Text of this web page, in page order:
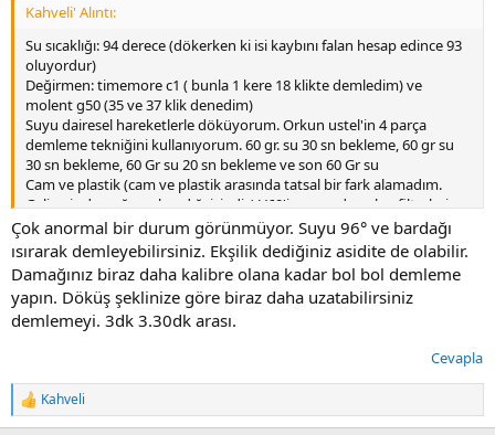
Kahveli' Alıntı:
Su sıcaklığı: 94 derece (dökerken ki isi kaybını falan hesap edince 93
oluyordur)
Değirmen: timemore c1 ( bunla 1 kere 18 klikte demledim) ve
molent g50 (35 ve 37 klik denedim)
Suyu dairesel hareketlerle döküyorum. Orkun ustel'in 4 parça
demleme tekniğini kullanıyorum. 60 gr. su 30 sn bekleme, 60 gr su
30 sn bekleme, 60 Gr su 20 sn bekleme ve son 60 Gr su
Cam ve plastik (cam ve plastik arasında tatsal bir fark alamadım.
Gelişmiş damağım olmadığı içindir.) V60'in yanında gelen filtreleri
kullanıyorum. Bir kere de cafec'in filtresiyle denedim.
Ekipmanları önceden istiyorum ama böyle söyleyince bardağı
isitmadigim aklıma geldi. Diğerlerini isitiyorum.
Kahve su oranı: 1:16/15:240
Çok anormal bir durum görünmüyor. Suyu 96° ve bardağı
ısırarak demleyebilirsiniz. Ekşilik dediğiniz asidite de olabilir.
Damağınız biraz daha kalibre olana kadar bol bol demleme
yapın. Döküş şeklinize göre biraz daha uzatabilirsiniz
demlemeyi. 3dk 3.30dk arası.
Cevapla
T
e
Kahveli